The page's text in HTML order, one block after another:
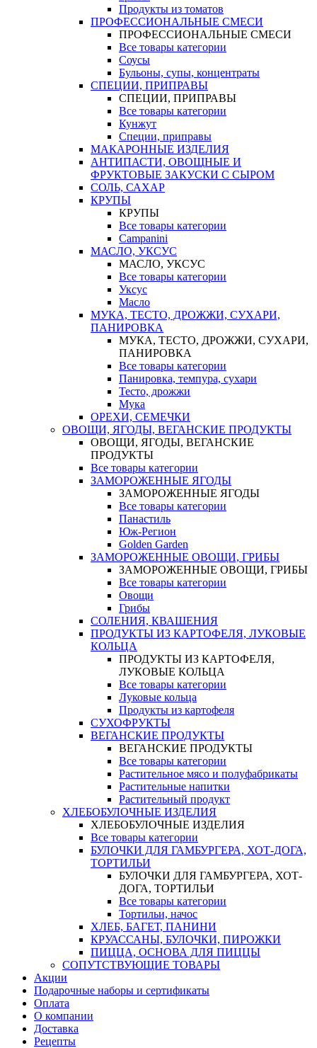
Продукты из томатов
ПРОФЕССИОНАЛЬНЫЕ СМЕСИ
ПРОФЕССИОНАЛЬНЫЕ СМЕСИ
Все товары категории
Соусы
Бульоны, супы, концентраты
СПЕЦИИ, ПРИПРАВЫ
СПЕЦИИ, ПРИПРАВЫ
Все товары категории
Кунжут
Специи, приправы
МАКАРОННЫЕ ИЗДЕЛИЯ
АНТИПАСТИ, ОВОЩНЫЕ И
ФРУКТОВЫЕ ЗАКУСКИ С СЫРОМ
СОЛЬ, САХАР
КРУПЫ
КРУПЫ
Все товары категории
Campanini
МАСЛО, УКСУС
МАСЛО, УКСУС
Все товары категории
Уксус
Масло
МУКА, ТЕСТО, ДРОЖЖИ, СУХАРИ,
ПАНИРОВКА
МУКА, ТЕСТО, ДРОЖЖИ, СУХАРИ,
ПАНИРОВКА
Все товары категории
Панировка, темпура, сухари
Тесто, дрожжи
Мука
ОРЕХИ, СЕМЕЧКИ
ОВОЩИ, ЯГОДЫ, ВЕГАНСКИЕ ПРОДУКТЫ
ОВОЩИ, ЯГОДЫ, ВЕГАНСКИЕ
ПРОДУКТЫ
Все товары категории
ЗАМОРОЖЕННЫЕ ЯГОДЫ
ЗАМОРОЖЕННЫЕ ЯГОДЫ
Все товары категории
Панастиль
Юж-Регион
Golden Garden
ЗАМОРОЖЕННЫЕ ОВОЩИ, ГРИБЫ
ЗАМОРОЖЕННЫЕ ОВОЩИ, ГРИБЫ
Все товары категории
Овощи
Грибы
СОЛЕНИЯ, КВАШЕНИЯ
ПРОДУКТЫ ИЗ КАРТОФЕЛЯ, ЛУКОВЫЕ
КОЛЬЦА
ПРОДУКТЫ ИЗ КАРТОФЕЛЯ,
ЛУКОВЫЕ КОЛЬЦА
Все товары категории
Луковые кольца
Продукты из картофеля
СУХОФРУКТЫ
ВЕГАНСКИЕ ПРОДУКТЫ
ВЕГАНСКИЕ ПРОДУКТЫ
Все товары категории
Растительное мясо и полуфабрикаты
Растительные напитки
Растительный продукт
ХЛЕБОБУЛОЧНЫЕ ИЗДЕЛИЯ
ХЛЕБОБУЛОЧНЫЕ ИЗДЕЛИЯ
Все товары категории
БУЛОЧКИ ДЛЯ ГАМБУРГЕРА, ХОТ-ДОГА,
ТОРТИЛЬИ
БУЛОЧКИ ДЛЯ ГАМБУРГЕРА, ХОТ-
ДОГА, ТОРТИЛЬИ
Все товары категории
Тортильи, начос
ХЛЕБ, БАГЕТ, ПАНИНИ
КРУАССАНЫ, БУЛОЧКИ, ПИРОЖКИ
ПИЦЦА, ОСНОВА ДЛЯ ПИЦЦЫ
СОПУТСТВУЮЩИЕ ТОВАРЫ
Акции
Подарочные наборы и сертификаты
Оплата
О компании
Доставка
Рецепты